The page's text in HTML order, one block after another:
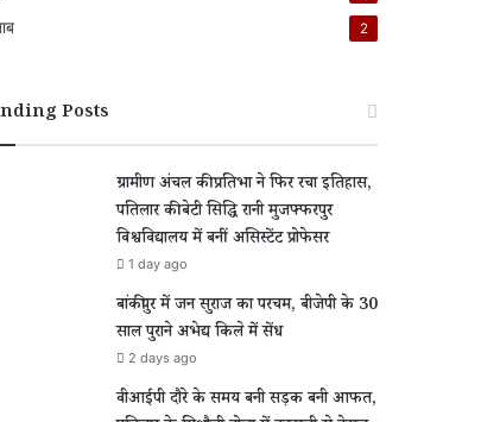
2
Posts
ग्रामीण अंचल की प्रतिभा ने फिर रचा इतिहास,
पतिलार की बेटी सिद्धि रानी मुजफ्फरपुर
विश्वविद्यालय में बनीं असिस्टेंट प्रोफेसर
1 day ago
बांकीपुर में जन सुराज का परचम, बीजेपी के 30
साल पुराने अभेद्य किले में सेंध
2 days ago
वीआईपी दौरे के समय बनी सड़क बनी आफत,